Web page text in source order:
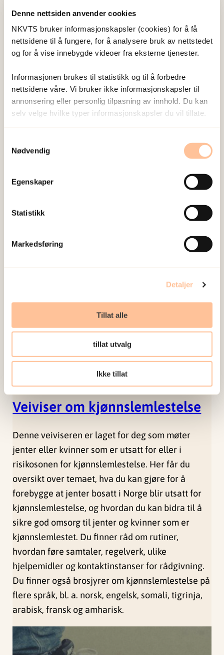
Denne nettsiden anvender cookies
NKVTS bruker informasjonskapsler (cookies) for å få
nettsidene til å fungere, for å analysere bruk av nettstedet
og for å vise innebygde videoer fra eksterne tjenester.
Informasjonen brukes til statistikk og til å forbedre
nettsidene våre. Vi bruker ikke informasjonskapsler til
annonsering eller personlig tilpasning av innhold. Du kan
selv velge hvilke typer informasjonskapsler du vil tillate.
Nødvendig
Egenskaper
Statistikk
Markedsføring
Detaljer
Tillat alle
tillat utvalg
Ikke tillat
dinutvei.no – nasjonal veiviser
ved vold og overgrep
informasjon og kunnskap om vold i nære
Veiviseren har også en spørsmål-svartjeneste.
fagpersoner.
om vold og traumatisk stress (NKVTS) på oppdrag
Veiviser om kjønnslemlestelse
Denne veiviseren er laget for deg som møter
jenter eller kvinner som er utsatt for eller i
risikosonen for kjønnslemlestelse. Her får du
oversikt over temaet, hva du kan gjøre for å
forebygge at jenter bosatt i Norge blir utsatt for
kjønnslemlestelse, og hvordan du kan bidra til å
sikre god omsorg til jenter og kvinner som er
kjønnslemlestet. Du finner råd om rutiner,
hvordan føre samtaler, regelverk, ulike
hjelpemidler og kontaktinstanser for rådgivning.
Du finner også brosjyrer om kjønnslemlestelse på
flere språk, bl. a. norsk, engelsk, somali, tigrinja,
arabisk, fransk og amharisk.